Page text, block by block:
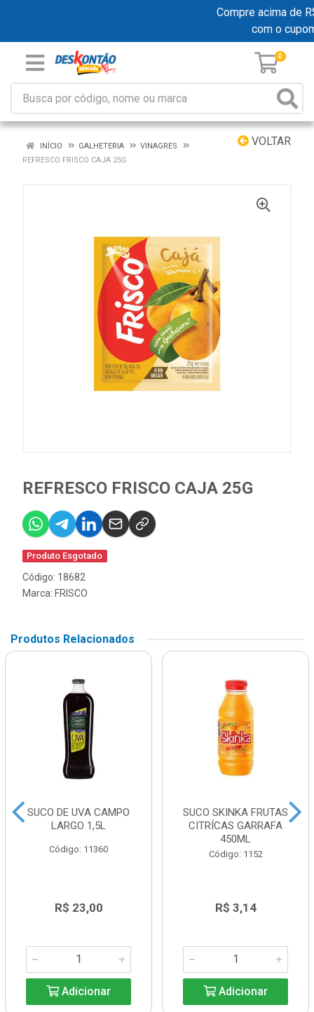
Compre acima de
com o
0
VOLTAR
INÍCIO GALHETERIA
VINAGRES
REFRESCO FRISCO CAJA 25G
REFRESCO FRISCO CAJA 25G
Produto Esgotado
Código: 18682
Marca: FRISCO
Produtos Relacionados
SUCO DE UVA CAMPO
LARGO 1,5L
Código: 11360
R$ 23,00
Adicionar
SUCO SKINKA FRUTAS
CITRÍCAS GARRAFA
450ML
Código: 1152
R$ 3,14
Adicionar